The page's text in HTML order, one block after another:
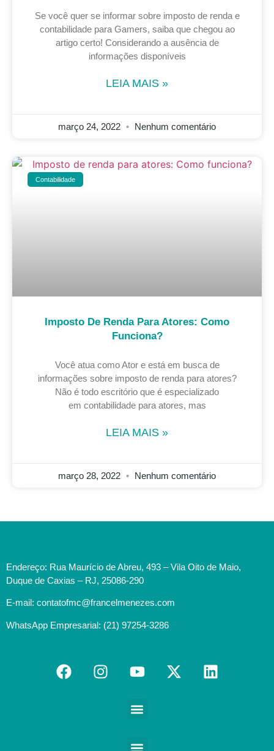
Se você quer se informar sobre imposto de renda e
contabilidade para Gamers, saiba que chegou ao
artigo certo! Considerando a ausência de
informações disponíveis
LEIA MAIS »
março 24, 2022 Nenhum comentário
Contabilidade
Imposto De Renda Para Atores: Como
Funciona?
Você atua como Ator e está em busca de
informações sobre imposto de renda para atores?
Não é todo escritório que é especializado
em contabilidade para atores, mas
LEIA MAIS »
março 28, 2022 Nenhum comentário
Endereço: Rua Maurício de Abreu, 493 – Vila Oito de Maio,
Duque de Caxias – RJ, 25086-290
E-mail: contatofmc@francelmenezes.com
WhatsApp Empresarial: (21) 97254-3286